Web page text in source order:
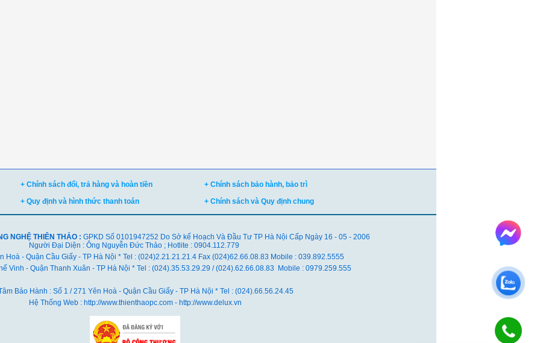
+ Chính sách đổi, trả hàng và hoàn tiền
+ Chính sách bảo hành, bảo trì
+ Quy định và hình thức thanh toán + Chính sách và Quy định chung
NGHỆ THIÊN THẢO : GPKD Số 0101947252 Do Sở kế Hoạch Và Đầu Tư TP Hà Nội Cấp Ngày 16 - 05 - 2006
Người Đại Diện : Ông Nguyễn Đức Thảo ; Hotlite : 0904.112.779
Hoà - Quận Cầu Giấy - TP Hà Nội * Tel : (024)2.21.21.21.4 Fax (024)62.66.08.83 Mobile : 039.892.5555
Vinh - Quận Thanh Xuân - TP Hà Nội * Tel : (024).35.53.29.29 / (024).62.66.08.83 Mobile : 0979.259.555
Bảo Hành : Số 1 / 271 Yên Hoà - Quận Cầu Giấy - TP Hà Nội * Tel : (024).66.56.24.45
Hệ Thống Web : http://www.thienthaopc.com - http://www.delux.vn